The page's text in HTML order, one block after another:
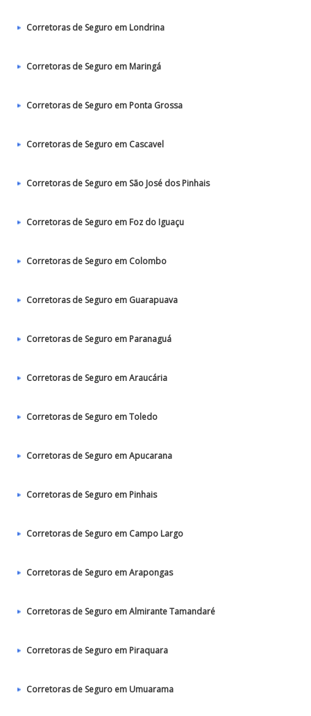
Corretoras de Seguro em Londrina
Corretoras de Seguro em Maringá
Corretoras de Seguro em Ponta Grossa
Corretoras de Seguro em Cascavel
Corretoras de Seguro em São José dos Pinhais
Corretoras de Seguro em Foz do Iguaçu
Corretoras de Seguro em Colombo
Corretoras de Seguro em Guarapuava
Corretoras de Seguro em Paranaguá
Corretoras de Seguro em Araucária
Corretoras de Seguro em Toledo
Corretoras de Seguro em Apucarana
Corretoras de Seguro em Pinhais
Corretoras de Seguro em Campo Largo
Corretoras de Seguro em Arapongas
Corretoras de Seguro em Almirante Tamandaré
Corretoras de Seguro em Piraquara
Corretoras de Seguro em Umuarama